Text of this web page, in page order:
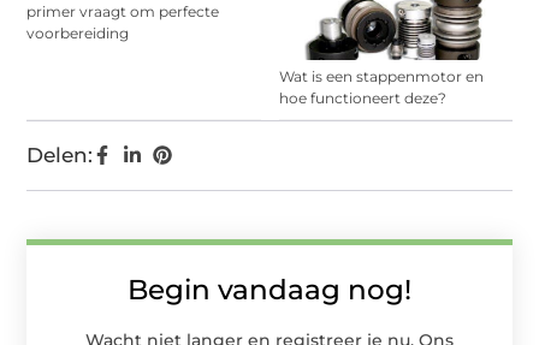
primer vraagt om perfecte
voorbereiding
Wat is een stappenmotor en
hoe functioneert deze?
Begin vandaag nog!
Delen: